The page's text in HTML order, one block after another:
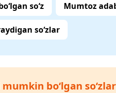
so‘z Mumtoz
so‘zlar
bo‘lgan so‘zlar